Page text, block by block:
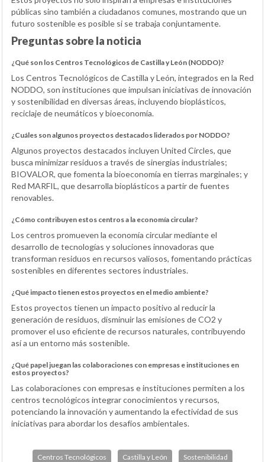
públicas sino también a ciudadanos comunes, mostrando que un
futuro sostenible es posible si se trabaja conjuntamente.
Preguntas sobre la noticia
¿Qué son los Centros Tecnológicos de Castilla y León (NODDO)?
Los Centros Tecnológicos de Castilla y León, integrados en la Red
NODDO, son instituciones que impulsan iniciativas de innovación
y sostenibilidad en diversas áreas, incluyendo bioplásticos,
reciclaje de neumáticos y bioeconomía.
¿Cuáles son algunos proyectos destacados liderados por NODDO?
Algunos proyectos destacados incluyen United Circles, que
busca minimizar residuos a través de sinergias industriales;
BIOVALOR, que fomenta la bioeconomía en tierras marginales; y
Red MARFIL, que desarrolla bioplásticos a partir de fuentes
renovables.
¿Cómo contribuyen estos centros a la economía circular?
Los centros promueven la economía circular mediante el
desarrollo de tecnologías y soluciones innovadoras que
transforman residuos en recursos valiosos, fomentando prácticas
sostenibles en diferentes sectores industriales.
¿Qué impacto tienen estos proyectos en el medio ambiente?
Estos proyectos tienen un impacto positivo al reducir la
generación de residuos, disminuir las emisiones de CO2 y
promover el uso eficiente de recursos naturales, contribuyendo
así a un entorno más sostenible.
¿Qué papel juegan las colaboraciones con empresas e instituciones en
estos proyectos?
Las colaboraciones con empresas e instituciones permiten a los
centros tecnológicos integrar conocimientos y recursos,
potenciando la innovación y aumentando la efectividad de sus
iniciativas para abordar los desafíos ambientales.
Centros Tecnológicos Castilla y León Sostenibilidad